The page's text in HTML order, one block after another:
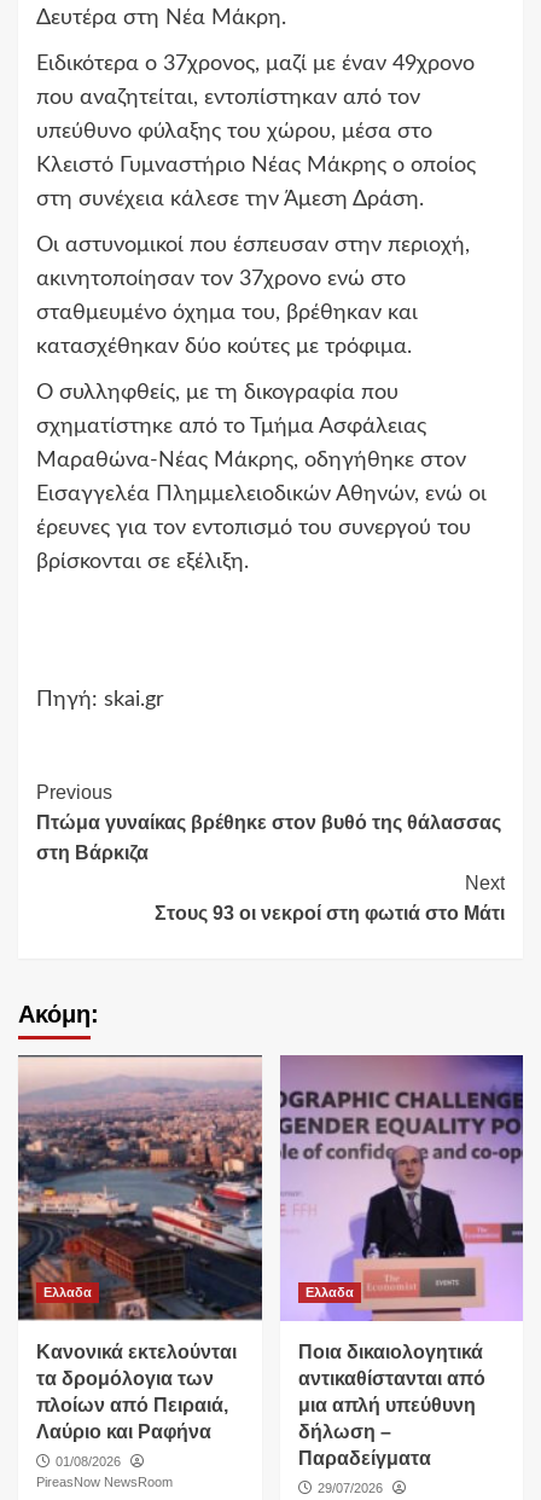
Δευτέρα στη Νέα Μάκρη.
Ειδικότερα ο 37χρονος, μαζί με έναν 49χρονο
που αναζητείται, εντοπίστηκαν από τον
υπεύθυνο φύλαξης του χώρου, μέσα στο
Κλειστό Γυμναστήριο Νέας Μάκρης ο οποίος
στη συνέχεια κάλεσε την Άμεση Δράση.
Οι αστυνομικοί που έσπευσαν στην περιοχή,
ακινητοποίησαν τον 37χρονο ενώ στο
σταθμευμένο όχημα του, βρέθηκαν και
κατασχέθηκαν δύο κούτες με τρόφιμα.
Ο συλληφθείς, με τη δικογραφία που
σχηματίστηκε από το Τμήμα Ασφάλειας
Μαραθώνα-Νέας Μάκρης, οδηγήθηκε στον
Εισαγγελέα Πλημμελειοδικών Αθηνών, ενώ οι
έρευνες για τον εντοπισμό του συνεργού του
βρίσκονται σε εξέλιξη.
Πηγή: skai.gr
Continue
Reading
Previous
Πτώμα γυναίκας βρέθηκε στον βυθό της θάλασσας
στη Βάρκιζα
Next
Στους 93 οι νεκροί στη φωτιά στο Μάτι
Ακόμη:
Ελλαδα
Κανονικά εκτελούνται
τα δρομόλογια των
πλοίων από Πειραιά,
Λαύριο και Ραφήνα
01/08/2026
PireasNow NewsRoom
Ελλαδα
Ποια δικαιολογητικά
αντικαθίστανται από
μια απλή υπεύθυνη
δήλωση –
Παραδείγματα
29/07/2026